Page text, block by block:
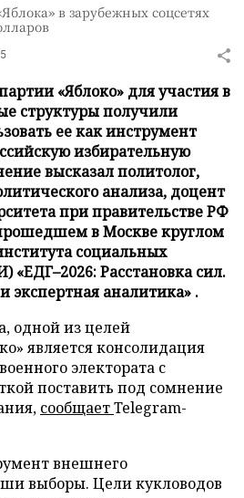
в зарубежных соцсетях
5
«Яблоко» для участия в
структуры получили
ее как инструмент
избирательную
высказал политолог,
анализа, доцент
при правительстве РФ
в Москве круглом
социальных
«ЕДГ–2026: Расстановка сил.
экспертная аналитика» .
одной из целей
является консолидация
электората с
поставить под сомнение
сообщаетTelegram-
внешнего
выборы. Цели кукловодов